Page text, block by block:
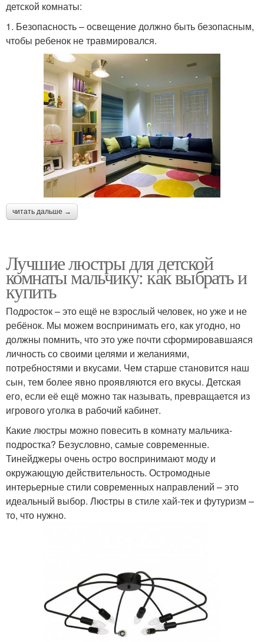
детской комнаты:
1. Безопасность – освещение должно быть безопасным,
чтобы ребенок не травмировался.
читать дальше →
Лучшие люстры для детской
комнаты мальчику: как выбрать и
купить
Подросток – это ещё не взрослый человек, но уже и не
ребёнок. Мы можем воспринимать его, как угодно, но
должны помнить, что это уже почти сформировавшаяся
личность со своими целями и желаниями,
потребностями и вкусами. Чем старше становится наш
сын, тем более явно проявляются его вкусы. Детская
его, если её ещё можно так называть, превращается из
игрового уголка в рабочий кабинет.
Какие люстры можно повесить в комнату мальчика-
подростка? Безусловно, самые современные.
Тинейджеры очень остро воспринимают моду и
окружающую действительность. Остромодные
интерьерные стили современных направлений – это
идеальный выбор. Люстры в стиле хай-тек и футуризм –
то, что нужно.